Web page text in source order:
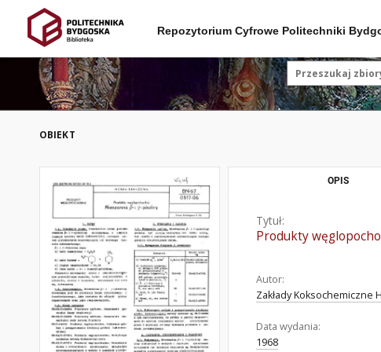
Repozytorium Cyfrowe Politechniki
OBIEKT
OPIS
Tytuł:
Produkty
Autor:
Zakłady Koksochemiczne
Data wydania:
1968